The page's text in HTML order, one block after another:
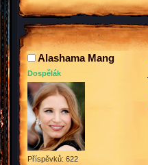
Alashama Mang
Dospělák
Příspěvků: 622